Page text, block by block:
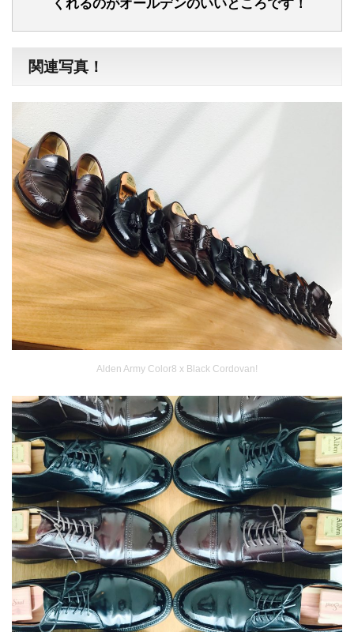
くれるのがオールデンのいいところです！
関連写真！
Alden Army Color8 x Black Cordovan!